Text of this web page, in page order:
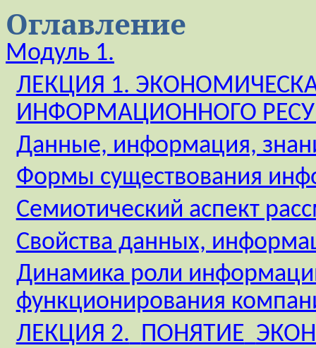
Оглавление
Модуль 1.
ЛЕКЦИЯ 1.
ИНФОРМАЦИОННОГО
Данные, информация,
Формы существования
Семиотический аспект
Свойства данных,
Динамика роли
функционирования
ЛЕКЦИЯ 2. ПОНЯТИЕ